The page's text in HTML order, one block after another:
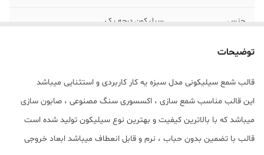
جنس سیلیکون درجه یک
توضیحات
قالب شمع سیلیکونی مدل سبزه یه کار کاربردی و استثنایی میباشد
این قالب مناسب شمع سازی ، اکسسوری سنگ مصنوعی ، صابون سازی
میباشد که با بالاترین کیفیت و بهترین نوع سیلیکون تولید شده است
قالب با تضمین بدون حباب ، نرم و قابل انعطاف میباشد ابعاد خروجی